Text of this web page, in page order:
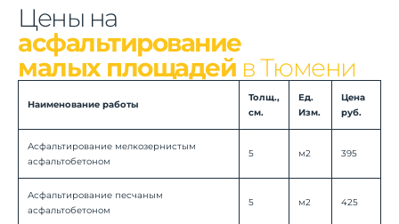
Цены на
асфальтирование
малых площадей в Тюмени
Наименование работы
Толщ.,
см.
Ед.
Изм.
Цена
руб.
Асфальтирование мелкозернистым
асфальтобетоном
5 м2 395
Асфальтирование песчаным
асфальтобетоном
5 м2 425